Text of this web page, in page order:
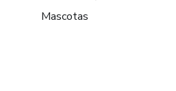
Mascotas